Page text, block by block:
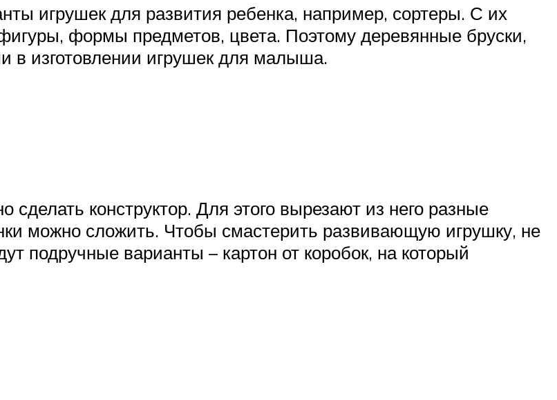
игрушек для развития ребенка, например, сортеры. С их
формы предметов, цвета. Поэтому деревянные бруски,
в изготовлении игрушек для малыша.
сделать конструктор. Для этого вырезают из него разные
можно сложить. Чтобы смастерить развивающую игрушку, не
подручные варианты – картон от коробок, на который